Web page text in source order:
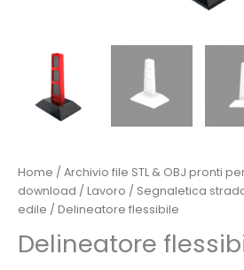
Home / Archivio file STL & OBJ pronti
download / Lavoro / Segnaletica
edile / Delineatore flessibile
Delineatore